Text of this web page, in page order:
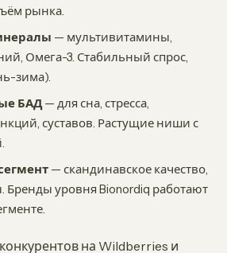
рынка.
— мультивитамины,
Омега-3. Стабильный спрос,
зима).
БАД— для сна, стресса,
суставов. Растущие ниши с
— скандинавское качество,
Бренды уровня Bionordiq работают
на Wildberries и